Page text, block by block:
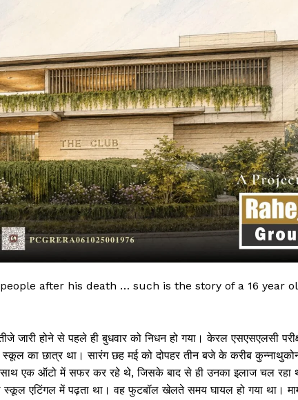
after his death … such is the story of a 16 year
जारी होने से पहले ही बुधवार को निधन हो गया। केरल एसएसएलसी
स्कूल का छात्र था। सारंग छह मई को दोपहर तीन बजे के करीब
साथ एक ऑटो में सफर कर रहे थे, जिसके बाद से ही उनका इलाज चल रहा
स्कूल एटिंगल में पढ़ता था। वह फुटबॉल खेलते समय घायल हो गया था।